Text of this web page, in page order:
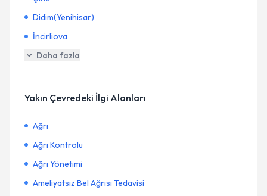
Didim(Yenihisar)
İncirliova
Daha fazla
Yakın Çevredeki İlgi Alanları
Ağrı
Ağrı Kontrolü
Ağrı Yönetimi
Ameliyatsız Bel Ağrısı Tedavisi